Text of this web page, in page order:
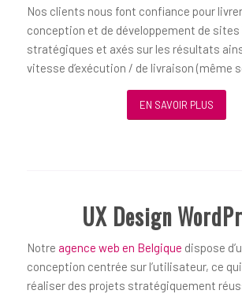
Nos clients nous font confiance pour
conception et de développement de sites
stratégiques et axés sur les résultats
vitesse d’exécution / de livraison (même
EN SAVOIR PLUS
UX Design
Notre agence web en Belgique dispose
conception centrée sur l’utilisateur, ce
réaliser des projets stratégiquement